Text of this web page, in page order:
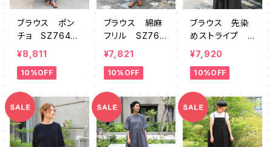
ブラウス ポン
チョ SZ7646
40GN
¥8,811
10%OFF
ブラウス 綿麻
フリル SZ764
642
¥7,821
10%OFF
ブラウス 先染
めストライプ
変形ドルマン S
Z764212
¥7,920
10%OFF